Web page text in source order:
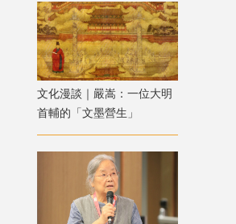
文化漫談｜嚴嵩：一位大明
首輔的「文墨營生」